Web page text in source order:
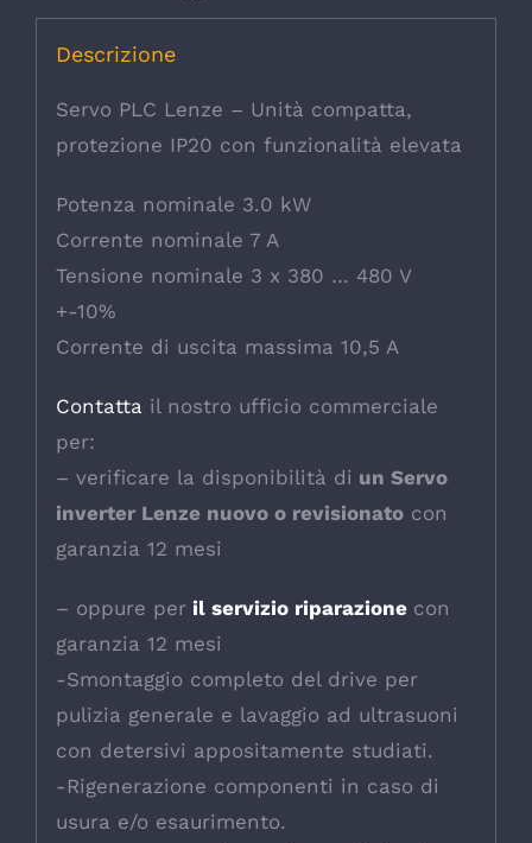
Descrizione
Servo PLC Lenze – Unità compatta,
protezione IP20 con funzionalità elevata
Potenza nominale 3.0 kW
Corrente nominale 7 A
Tensione nominale 3 x 380 … 480 V
+-10%
Corrente di uscita massima 10,5 A
Contatta il nostro ufficio commerciale
per:
– verificare la disponibilità di un Servo
inverter Lenze nuovo o revisionatocon
garanzia 12 mesi
– oppure peril servizio riparazione con
garanzia 12 mesi
-Smontaggio completo del drive per
pulizia generale e lavaggio ad ultrasuoni
con detersivi appositamente studiati.
-Rigenerazione componenti in caso di
usura e/o esaurimento.